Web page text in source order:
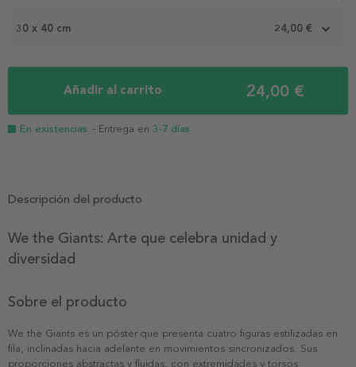
30 x 40 cm 24,00 €
Añadir al carrito 24,00 €
En existencias - Entrega en 3-7 días
Descripción del producto
We the Giants: Arte que celebra unidad y
diversidad
Sobre el producto
We the Giants es un póster que presenta cuatro figuras estilizadas en
fila, inclinadas hacia adelante en movimientos sincronizados. Sus
proporciones abstractas y fluidas, con extremidades y torsos